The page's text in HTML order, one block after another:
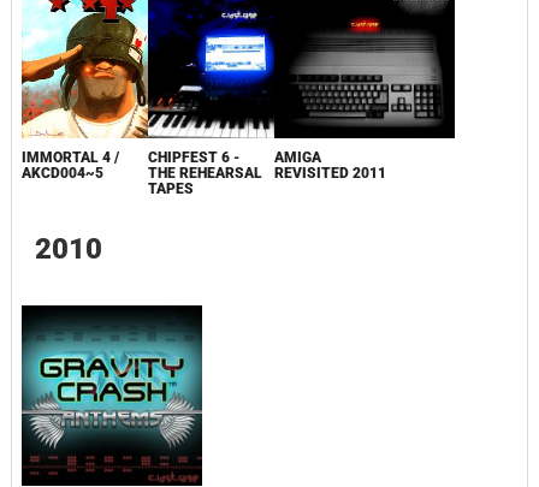
IMMORTAL 4 /
AKCD004~5
CHIPFEST 6 -
THE REHEARSAL
TAPES
AMIGA
REVISITED 2011
2010